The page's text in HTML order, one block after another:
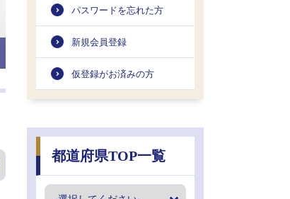
パスワードを忘れた方
新規会員登録
仮登録がお済みの方
都道府県TOP一覧